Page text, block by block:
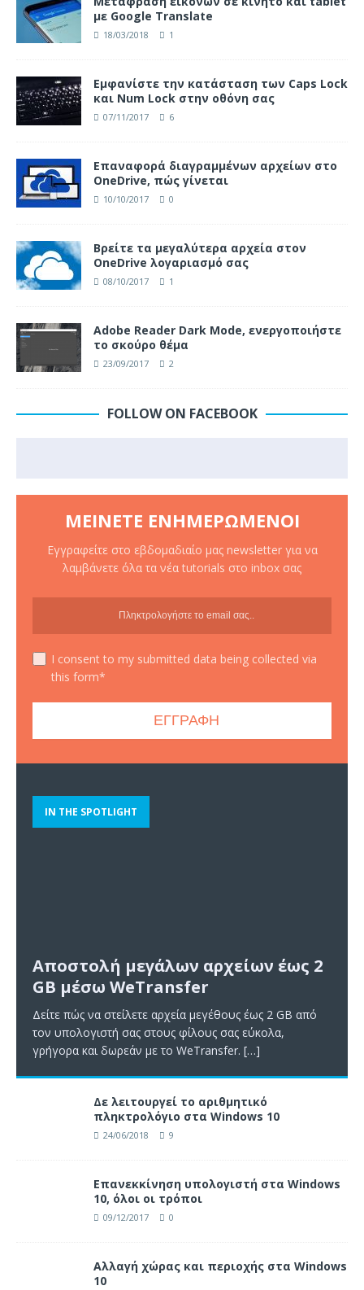
με Google Translate
18/03/2018 1
Eμφανίστε την κατάσταση των Caps Lock
και Num Lock στην οθόνη σας
07/11/2017 6
Επαναφορά διαγραμμένων αρχείων στο
OneDrive, πώς γίνεται
10/10/2017 0
Βρείτε τα μεγαλύτερα αρχεία στον
OneDrive λογαριασμό σας
08/10/2017 1
Adobe Reader Dark Mode, ενεργοποιήστε
το σκούρο θέμα
23/09/2017 2
FOLLOW ON FACEBOOK
ΜΕΊΝΕΤΕ ΕΝΗΜΕΡΩΜΈΝΟΙ
Εγγραφείτε στο εβδομαδιαίο μας newsletter για να
λαμβάνετε όλα τα νέα tutorials στο inbox σας
I consent to my submitted data being collected via
this form*
IN THE SPOTLIGHT
Αποστολή μεγάλων αρχείων έως 2
GB μέσω WeTransfer
Δείτε πώς να στείλετε αρχεία μεγέθους έως 2 GB από
τον υπολογιστή σας στους φίλους σας εύκολα,
γρήγορα και δωρεάν με το WeTransfer. […]
Δε λειτουργεί το αριθμητικό
πληκτρολόγιο στα Windows 10
24/06/2018 9
Επανεκκίνηση υπολογιστή στα Windows
10, όλοι οι τρόποι
09/12/2017 0
Αλλαγή χώρας και περιοχής στα Windows
10